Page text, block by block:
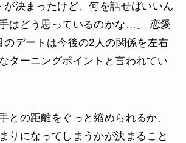
が決まったけど、何を話せばいいん
はどう思っているのかな…」 恋愛
のデートは今後の2人の関係を左右
ターニングポイントと言われてい
との距離をぐっと縮められるか、
りになってしまうかが決まること